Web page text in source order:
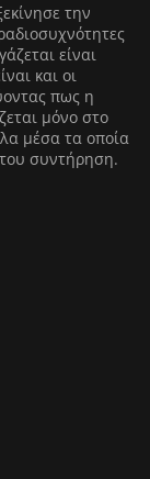
την
είναι
και οι
πως η
μόνο στο
μέσα τα οποία
του συντήρηση.